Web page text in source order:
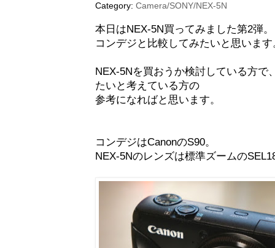
Category: Camera/SONY/NEX-5N
本日はNEX-5N買ってみました第2弾。
コンデジと比較してみたいと思います
NEX-5Nを買おうか検討している方で
たいと考えている方の
参考になればと思います。
コンデジはCanonのS90。
NEX-5Nのレンズは標準ズームの